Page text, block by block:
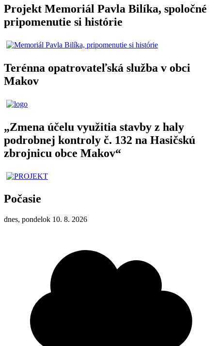
Projekt Memoriál Pavla Bilíka, spoločné
pripomenutie si histórie
Terénna opatrovateľská služba v obci
Makov
„Zmena účelu využitia stavby z haly
podrobnej kontroly č. 132 na Hasičskú
zbrojnicu obce Makov“
Počasie
dnes, pondelok 10. 8. 2026